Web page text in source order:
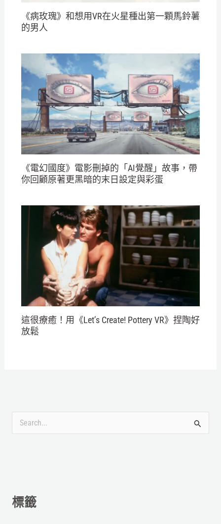
《病玫瑰》和想用VR在火星種出第一顆馬鈴薯
的男人
《電幻國度》電影刪掉的「AI覺醒」故事，帶
你回顧原著更黑暗的末日設定與彩蛋
這很療癒！用《Let’s Create! Pottery VR》捏陶好
放鬆
:標籤